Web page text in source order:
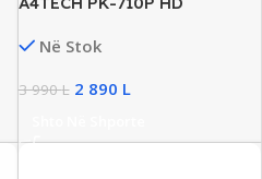
Tripod Support, New
Në Stok
3 990L 2 890 L